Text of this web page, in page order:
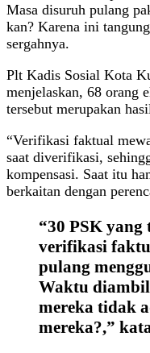
Masa disuruh pulang
kan? Karena ini
sergahnya.
Plt Kadis Sosial Kota
menjelaskan, 68 orang
tersebut merupakan
“Verifikasi faktual
saat diverifikasi,
kompensasi. Saat itu
berkaitan dengan
“30 PSK
verifikasi
pulang
Waktu diambil
mereka tidak
mereka?,”